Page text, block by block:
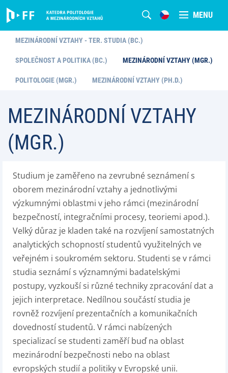
MENU
MEZINÁRODNÍ VZTAHY - TER. STUDIA (BC.)
SPOLEČNOST A POLITIKA (BC.) MEZINÁRODNÍ VZTAHY (MGR.)
POLITOLOGIE (MGR.) MEZINÁRODNÍ VZTAHY (PH.D.)
MEZINÁRODNÍ VZTAHY
(MGR.)
Studium je zaměřeno na zevrubné seznámení s
oborem mezinárodní vztahy a jednotlivými
výzkumnými oblastmi v jeho rámci (mezinárodní
bezpečností, integračními procesy, teoriemi apod.).
Velký důraz je kladen také na rozvíjení samostatných
analytických schopností studentů využitelných ve
veřejném i soukromém sektoru. Studenti se v rámci
studia seznámí s významnými badatelskými
postupy, vyzkouší si různé techniky zpracování dat a
jejich interpretace. Nedílnou součástí studia je
rovněž rozvíjení prezentačních a komunikačních
dovedností studentů. V rámci nabízených
specializací se studenti zaměří buď na oblast
mezinárodní bezpečnosti nebo na oblast
evropských studií a politiky v Evropské unii.